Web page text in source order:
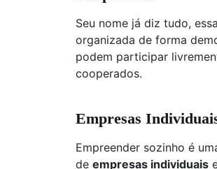
Seu nome já diz tudo,
organizada de forma
podem participar
cooperados.
Empresas
Empreender sozinho é
de empresas individuais